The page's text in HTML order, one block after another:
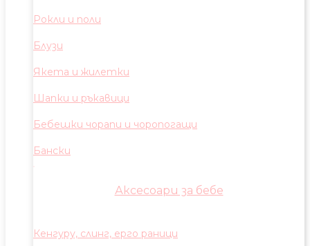
Рокли и поли
Блузи
Якета и жилетки
Шапки и ръкавици
Бебешки чорапи и чоропогащи
Бански
Аксесоари за бебе
Кенгуру, слинг, ерго раници